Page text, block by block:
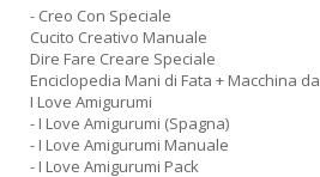
- Creo Con Speciale
Cucito Creativo Manuale
Dire Fare Creare Speciale
Enciclopedia Mani di Fata + Macchina
I Love Amigurumi
- I Love Amigurumi (Spagna)
- I Love Amigurumi Manuale
- I Love Amigurumi Pack